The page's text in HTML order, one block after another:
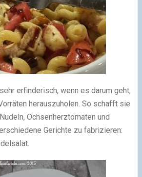
erfinderisch, wenn es darum geht,
herauszuholen. So schafft sie
Ochsenherztomaten und
Gerichte zu fabrizieren: